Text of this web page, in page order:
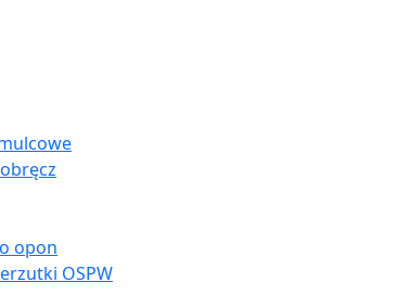
opon
OSPW